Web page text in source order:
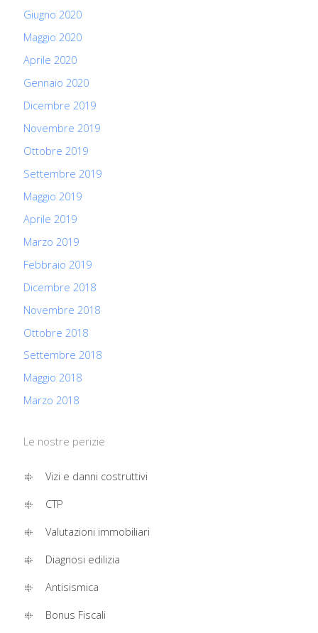
Giugno 2020
Maggio 2020
Aprile 2020
Gennaio 2020
Dicembre 2019
Novembre 2019
Ottobre 2019
Settembre 2019
Maggio 2019
Aprile 2019
Marzo 2019
Febbraio 2019
Dicembre 2018
Novembre 2018
Ottobre 2018
Settembre 2018
Maggio 2018
Marzo 2018
Le nostre perizie
Vizi e danni costruttivi
CTP
Valutazioni immobiliari
Diagnosi edilizia
Antisismica
Bonus Fiscali